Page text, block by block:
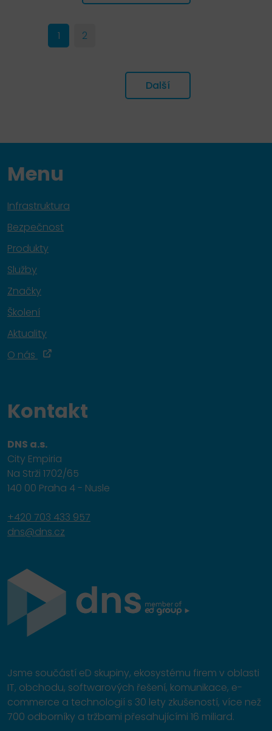
1 2
Další
Menu
Infrastruktura
Bezpečnost
Produkty
Služby
Značky
Školení
Aktuality
O nás
Kontakt
DNS a.s.
City Empiria
Na Strži 1702/65
140 00 Praha 4 - Nusle
+420 703 433 957
dns@dns.cz
Jsme součástí eD skupiny, ekosystému firem v oblasti
IT, obchodu, softwarových řešení, komunikace, e-
commerce a technologií s 30 lety zkušeností, více než
700 odborníky a tržbami přesahujícími 16 miliard.